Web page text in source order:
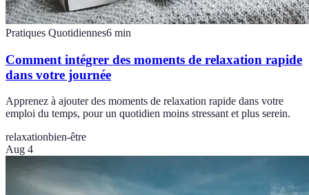
Pratiques Quotidiennes6 min
Comment intégrer des moments de relaxation rapide
dans votre journée
Apprenez à ajouter des moments de relaxation rapide dans votre
emploi du temps, pour un quotidien moins stressant et plus serein.
relaxationbien-être
Aug 4